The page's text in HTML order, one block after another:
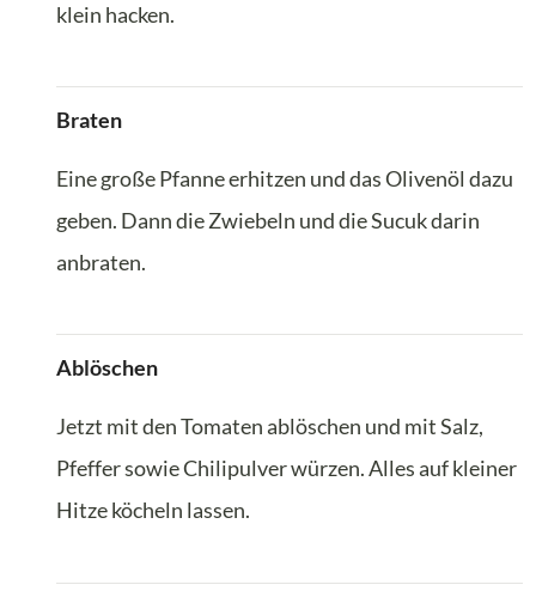
klein hacken.
Braten
Eine große Pfanne erhitzen und das Olivenöl dazu
geben. Dann die Zwiebeln und die Sucuk darin
anbraten.
Ablöschen
Jetzt mit den Tomaten ablöschen und mit Salz,
Pfeffer sowie Chilipulver würzen. Alles auf kleiner
Hitze köcheln lassen.